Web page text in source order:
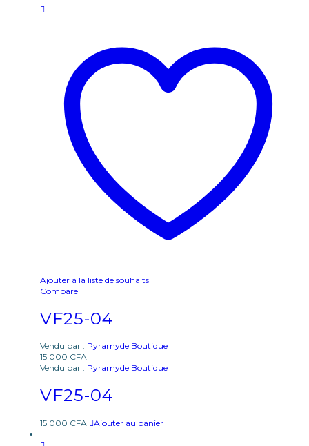
Ajouter à la liste de souhaits
Compare
VF25-04
Vendu par : Pyramyde Boutique
15 000 CFA
Vendu par : Pyramyde Boutique
VF25-04
15 000 CFA Ajouter au panier